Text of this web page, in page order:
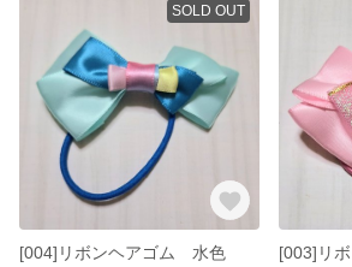
SOLD OUT
[004]リボンヘアゴム 水色 [003]リ